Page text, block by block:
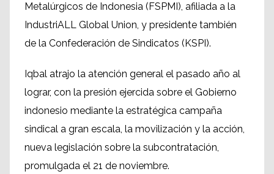
Metalúrgicos de Indonesia (FSPMI), afiliada a la
IndustriALL Global Union, y presidente también
de la Confederación de Sindicatos (KSPI).
Iqbal atrajo la atención general el pasado año al
lograr, con la presión ejercida sobre el Gobierno
indonesio mediante la estratégica campaña
sindical a gran escala, la movilización y la acción,
nueva legislación sobre la subcontratación,
promulgada el 21 de noviembre.